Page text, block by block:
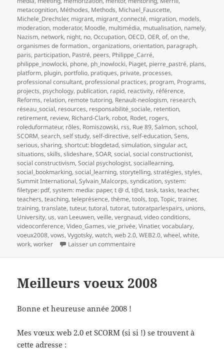
metacognition, Méthodes, Methods, Michael_Fauscette,
Michele_Drechsler, migrant, migrant_connecté, migration, models,
moderation, moderator, Moodle, multimédia, mutualisation, namely,
Nazism, network, night, no,Occupation,OECD,OER,of,on the,
organismes de formation.,organizations,orientation, paragraph,
paris, participation, Pastré, peers, Philippe_Carré,
philippe_inowlocki, phone, ph_inowlocki, Piaget, pierre_pastré, plans,
platform, plugin, portfolio, pratiques, private, processes,
professional consultant, professional practices, program, Programs,
projects, psychology, publication, rapid, reactivity, référence,
Reforms, relation, remote tutoring, Renault-neologism, research,
réseau_social, resources, responsabilité_sociale, retention,
retirement, review, Richard-Clark, robot, Rodet, rogers,
roleduformateur, rôles, Romiszowski, rss, Rue 89,Salmon,school,
SCORM,search,self study,self-directive,self-education,Sens,
serious,sharing,shortcut: blogdetad,simulation,singular act,
situations,skills,slideshare,SOAR,social,social constructionist,
social constructivism,Social psychologist,sociallearning,
social_bookmarking,social_learning,storytelling,stratégies,styles,
Summit International,Sylvain_Malcorps,syndication,system:
filetype: pdf,system: media: paper,t @ d,t@d,task,tasks,teacher,
teachers,teaching,teleprésence,thème,tools,top,Topic,trainer,
training,translate,tuteur,tutoral,tutorat,tutoratparlespairs, unions,
University, us,van Leeuwen,veille,vergnaud,video conditions,
videoconference,Video_Games,vie_privée,Vinatier,vocabulary,
voeux2008,vows,Vygotsky,watch,web 2.0,WEB2.0,wheel,white,
work,worker Laisser un commentaire
Meilleurs voeux 2008
Bonne et heureuse année 2008 !
Mes vœux web 2.0 et SCORM (si si !) se trouvent à
cette adresse :